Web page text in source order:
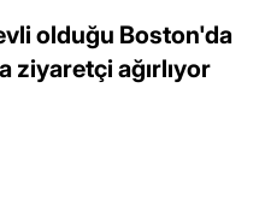
olduğu Boston'da
ziyaretçi ağırlıyor